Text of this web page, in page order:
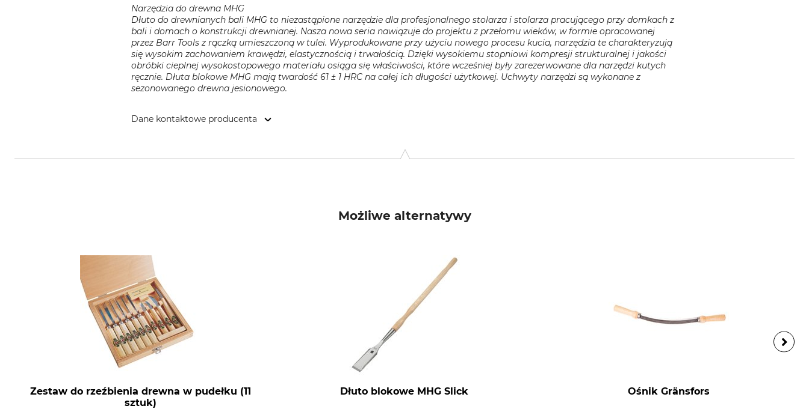
Narzędzia do drewna MHG
Dłuto do drewnianych bali MHG to niezastąpione narzędzie dla profesjonalnego stolarza i stolarza pracującego przy domkach z
bali i domach o konstrukcji drewnianej. Nasza nowa seria nawiązuje do projektu z przełomu wieków, w formie opracowanej
przez Barr Tools z rączką umieszczoną w tulei. Wyprodukowane przy użyciu nowego procesu kucia, narzędzia te charakteryzują
się wysokim zachowaniem krawędzi, elastycznością i trwałością. Dzięki wysokiemu stopniowi kompresji strukturalnej i jakości
obróbki cieplnej wysokostopowego materiału osiąga się właściwości, które wcześniej były zarezerwowane dla narzędzi kutych
ręcznie. Dłuta blokowe MHG mają twardość 61 ± 1 HRC na całej ich długości użytkowej. Uchwyty narzędzi są wykonane z
sezonowanego drewna jesionowego.
Dane kontaktowe producenta
Możliwe alternatywy
Zestaw do rzeźbienia drewna w pudełku (11
sztuk)
Dłuto blokowe MHG Slick Ośnik Gränsfors